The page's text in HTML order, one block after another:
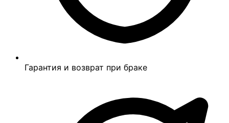
Гарантия и возврат при браке